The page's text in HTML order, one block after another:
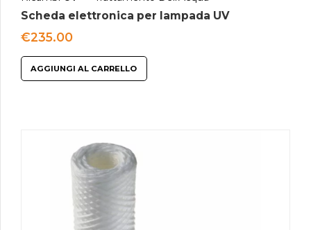
Scheda elettronica per lampada UV
€235.00
AGGIUNGI AL CARRELLO